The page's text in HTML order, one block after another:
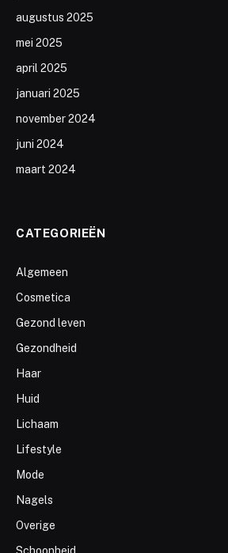
augustus 2025
mei 2025
april 2025
januari 2025
november 2024
juni 2024
maart 2024
CATEGORIEËN
Algemeen
Cosmetica
Gezond leven
Gezondheid
Haar
Huid
Lichaam
Lifestyle
Mode
Nagels
Overige